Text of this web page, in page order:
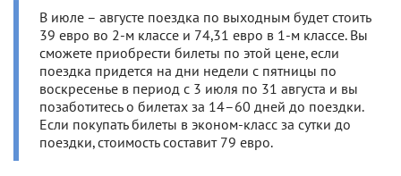
В июле – августе поездка по выходным будет стоить
39 евро во 2-м классе и 74,31 евро в 1-м классе. Вы
сможете приобрести билеты по этой цене, если
поездка придется на дни недели с пятницы по
воскресенье в период с 3 июля по 31 августа и вы
позаботитесь о билетах за 14–60 дней до поездки.
Если покупать билеты в эконом-класс за сутки до
поездки, стоимость составит 79 евро.